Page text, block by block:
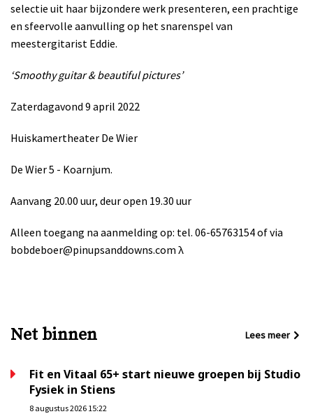
selectie uit haar bijzondere werk presenteren, een prachtige
en sfeervolle aanvulling op het snarenspel van
meestergitarist Eddie.
‘Smoothy guitar & beautiful pictures’
Zaterdagavond 9 april 2022
Huiskamertheater De Wier
De Wier 5 - Koarnjum.
Aanvang 20.00 uur, deur open 19.30 uur
Alleen toegang na aanmelding op: tel. 06-65763154 of via
bobdeboer@pinupsanddowns.com λ
Net binnen Lees meer
Fit en Vitaal 65+ start nieuwe groepen bij Studio
Fysiek in Stiens
8 augustus 2026 15:22